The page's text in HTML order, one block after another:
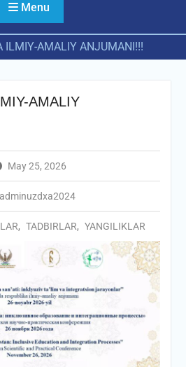
Menu
ILMIY-AMALIY ANJUMANI!!!
AMALIY
May 25, 2026
adminuzdxa2024
, TADBIRLAR, YANGILIKLAR